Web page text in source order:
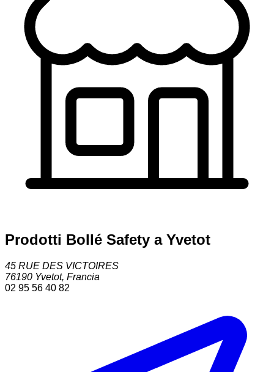
Prodotti Bollé Safety a Yvetot
45 RUE DES VICTOIRES
76190 Yvetot, Francia
02 95 56 40 82